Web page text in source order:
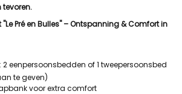
Pré en Bulles" – Ontspanning & Comfort in
eenpersoonsbedden of 1 tweepersoonsbed
te geven)
voor extra comfort